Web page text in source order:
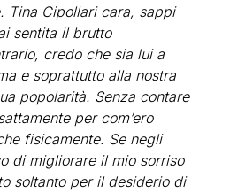
Tina Cipollari cara, sappi
sentita il brutto
credo che sia lui a
e soprattutto alla nostra
popolarità. Senza contare
per com’ero
fisicamente. Se negli
di migliorare il mio sorriso
soltanto per il desiderio di